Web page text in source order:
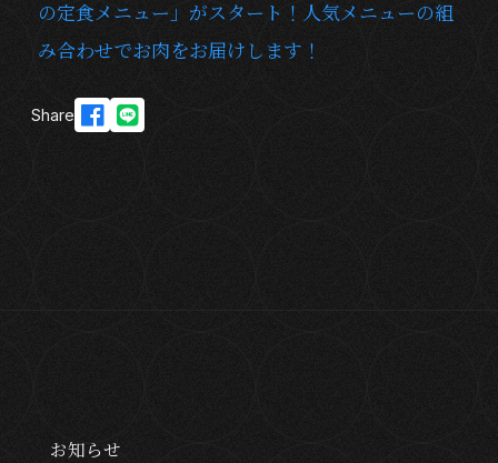
の定食メニュー」がスタート！人気メニューの組
み合わせでお肉をお届けします！
Share
お知らせ